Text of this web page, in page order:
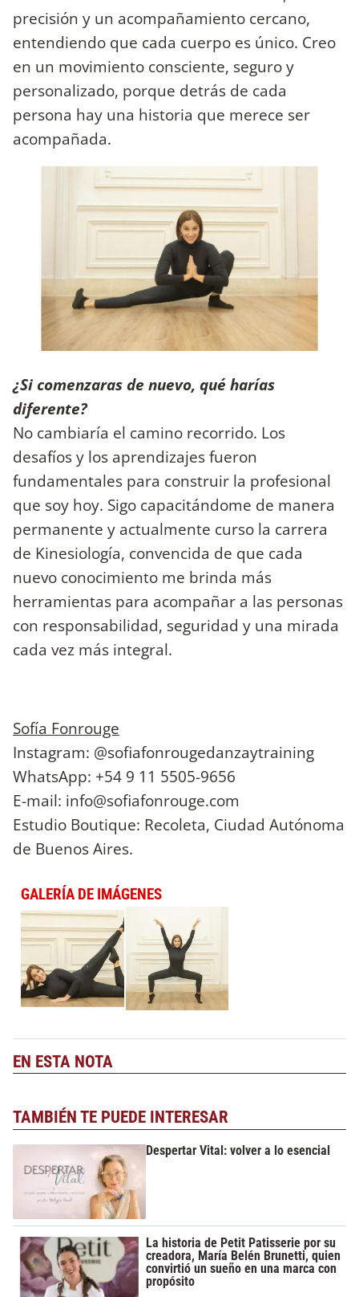
precisión y un acompañamiento cercano,
entendiendo que cada cuerpo es único. Creo
en un movimiento consciente, seguro y
personalizado, porque detrás de cada
persona hay una historia que merece ser
acompañada.
¿Si comenzaras de nuevo, qué harías
diferente?
No cambiaría el camino recorrido. Los
desafíos y los aprendizajes fueron
fundamentales para construir la profesional
que soy hoy. Sigo capacitándome de manera
permanente y actualmente curso la carrera
de Kinesiología, convencida de que cada
nuevo conocimiento me brinda más
herramientas para acompañar a las personas
con responsabilidad, seguridad y una mirada
cada vez más integral.
Sofía Fonrouge
Instagram: @sofiafonrougedanzaytraining
WhatsApp: +54 9 11 5505-9656
E-mail: info@sofiafonrouge.com
Estudio Boutique: Recoleta, Ciudad Autónoma
de Buenos Aires.
GALERÍA DE IMÁGENES
EN ESTA NOTA
TAMBIÉN TE PUEDE INTERESAR
Despertar Vital: volver a lo esencial
La historia de Petit Patisserie por su
creadora, María Belén Brunetti, quien
convirtió un sueño en una marca con
propósito